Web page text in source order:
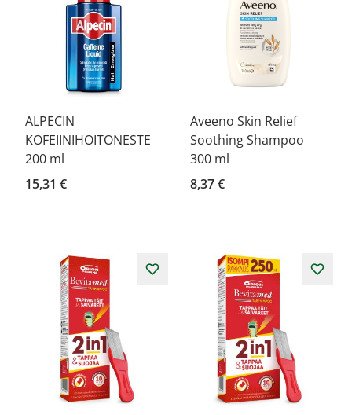
ALPECIN
KOFEIINIHOITONESTE
200 ml
15,31 €
Aveeno Skin Relief
Soothing Shampoo
300 ml
8,37 €